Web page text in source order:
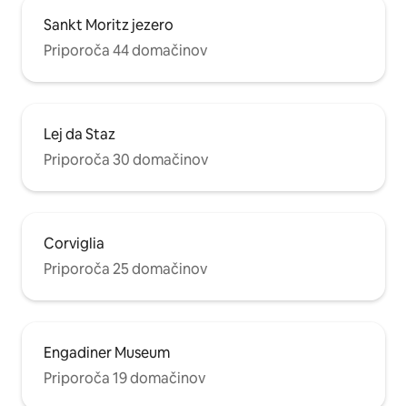
Sankt Moritz jezero
Priporoča 44 domačinov
Lej da Staz
Priporoča 30 domačinov
Corviglia
Priporoča 25 domačinov
Engadiner Museum
Priporoča 19 domačinov